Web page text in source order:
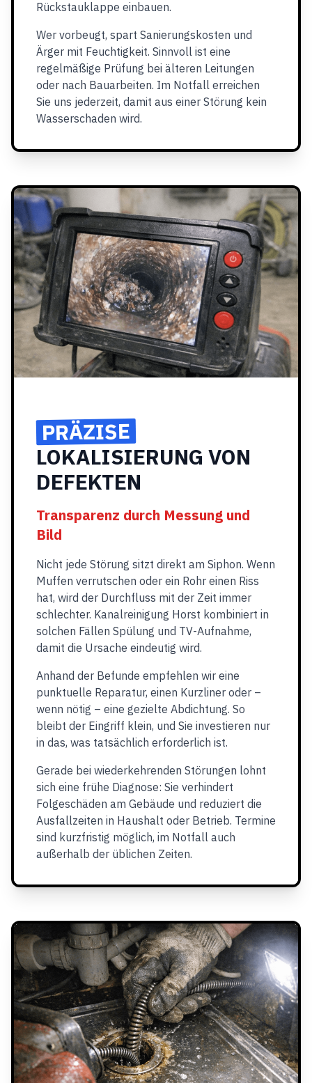
Rückstauklappe einbauen.
Wer vorbeugt, spart Sanierungskosten und
Ärger mit Feuchtigkeit. Sinnvoll ist eine
regelmäßige Prüfung bei älteren Leitungen
oder nach Bauarbeiten. Im Notfall erreichen
Sie uns jederzeit, damit aus einer Störung kein
Wasserschaden wird.
PRÄZISE
LOKALISIERUNG VON
DEFEKTEN
Transparenz durch Messung und
Bild
Nicht jede Störung sitzt direkt am Siphon. Wenn
Muffen verrutschen oder ein Rohr einen Riss
hat, wird der Durchfluss mit der Zeit immer
schlechter. Kanalreinigung Horst kombiniert in
solchen Fällen Spülung und TV-Aufnahme,
damit die Ursache eindeutig wird.
Anhand der Befunde empfehlen wir eine
punktuelle Reparatur, einen Kurzliner oder –
wenn nötig – eine gezielte Abdichtung. So
bleibt der Eingriff klein, und Sie investieren nur
in das, was tatsächlich erforderlich ist.
Gerade bei wiederkehrenden Störungen lohnt
sich eine frühe Diagnose: Sie verhindert
Folgeschäden am Gebäude und reduziert die
Ausfallzeiten in Haushalt oder Betrieb. Termine
sind kurzfristig möglich, im Notfall auch
außerhalb der üblichen Zeiten.